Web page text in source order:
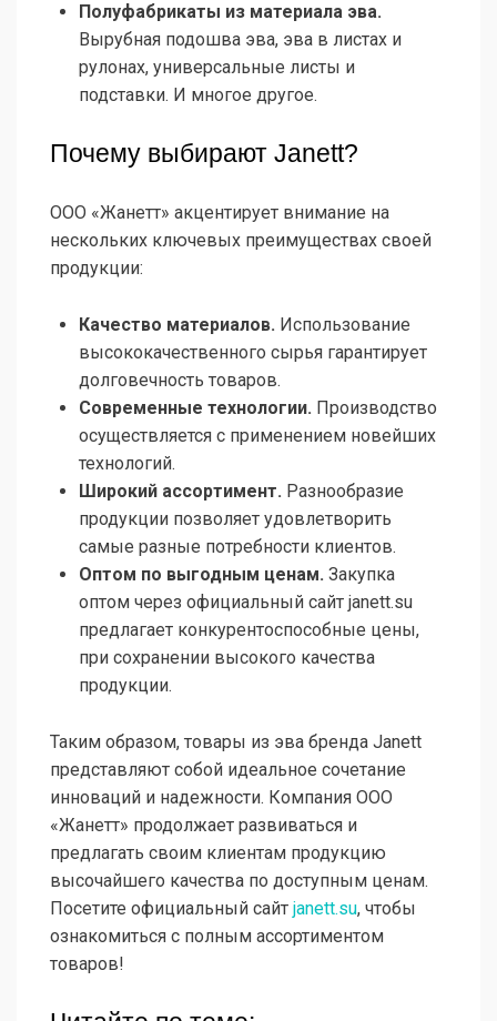
Полуфабрикаты из материала эва.
Вырубная подошва эва, эва в листах и
рулонах, универсальные листы и
подставки. И многое другое.
Почему выбирают Janett?
ООО «Жанетт» акцентирует внимание на
нескольких ключевых преимуществах своей
продукции:
Качество материалов. Использование
высококачественного сырья гарантирует
долговечность товаров.
Современные технологии. Производство
осуществляется с применением новейших
технологий.
Широкий ассортимент. Разнообразие
продукции позволяет удовлетворить
самые разные потребности клиентов.
Оптом по выгодным ценам. Закупка
оптом через официальный сайт janett.su
предлагает конкурентоспособные цены,
при сохранении высокого качества
продукции.
Таким образом, товары из эва бренда Janett
представляют собой идеальное сочетание
инноваций и надежности. Компания ООО
«Жанетт» продолжает развиваться и
предлагать своим клиентам продукцию
высочайшего качества по доступным ценам.
Посетите официальный сайт janett.su, чтобы
ознакомиться с полным ассортиментом
товаров!